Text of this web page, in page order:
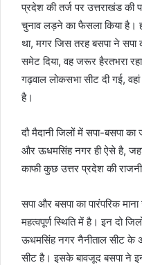
प्रदेश की तर्ज पर उत्तराखंड की
चुनाव लड़ने का फैसला किया है।
था, मगर जिस तरह बसपा ने
समेट दिया, वह जरूर हैरतभरा
गढ़वाल लोकसभा सीट दी गई, वहां
है।
दौ मैदानी जिलों में सपा-बसपा का
और ऊधमसिंह नगर ही ऐसे है,
काफी कुछ उत्तर प्रदेश की
सपा और बसपा का पारंपरिक
महत्वपूर्ण स्थिति में है। इन दो
ऊधमसिंह नगर नैनीताल सीट के
सीट है। इसके बावजूद बसपा ने